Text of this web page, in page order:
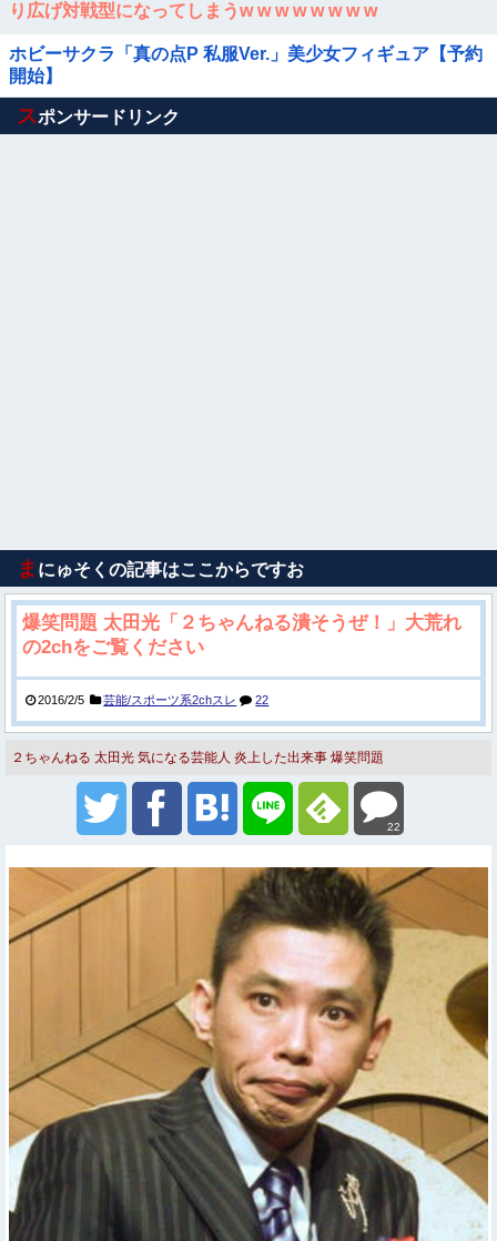
り広げ対戦型になってしまうw w w w w w w w
ホビーサクラ「真の点P 私服Ver.」美少女フィギュア【予約
開始】
Powered by livedoor 相互RSS
スポンサードリンク
ま にゅそくの記事はここからですお
爆笑問題 太田光「２ちゃんねる潰そうぜ！」大荒れ
の2chをご覧ください
2016/2/5 芸能/スポーツ系2chスレ 22
２ちゃんねる 太田光 気になる芸能人 炎上した出来事 爆笑問題
22